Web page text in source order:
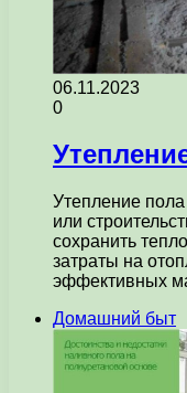
06.11.2023
0
Утепление
или
сохранить
затраты на
эффективных
Домашний быт